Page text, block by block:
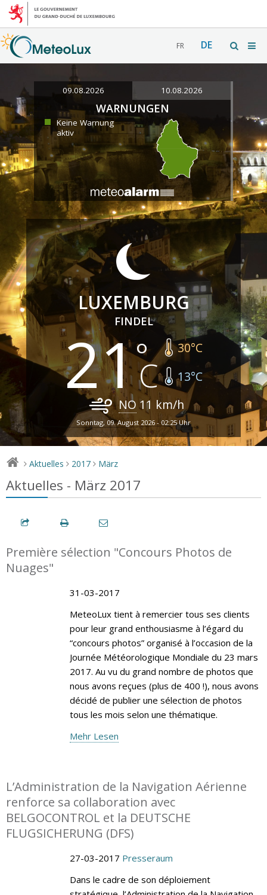
FR DE
09.08.2026 10.08.2026
WARNUNGEN
Keine Warnung
aktiv
LUXEMBURG
FINDEL
21 30°C
13°C
NO 11 km/h
Sonntag, 09. August 2026 - 02:25 Uhr
> Aktuelles > 2017 > März
Aktuelles - März 2017
Première sélection "Concours Photos de
Nuages"
31-03-2017
MeteoLux tient à remercier tous ses clients
pour leur grand enthousiasme à l’égard du
“concours photos” organisé à l’occasion de la
Journée Météorologique Mondiale du 23 mars
2017. Au vu du grand nombre de photos que
nous avons reçues (plus de 400 !), nous avons
décidé de publier une sélection de photos
tous les mois selon une thématique.
Mehr Lesen
L’Administration de la Navigation Aérienne
renforce sa collaboration avec
BELGOCONTROL et la DEUTSCHE
FLUGSICHERUNG (DFS)
27-03-2017 Presseraum
Dans le cadre de son déploiement